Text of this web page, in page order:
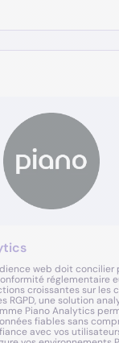
web doit concilier
réglementaire
croissantes sur les
RGPD, une solution
Piano Analytics
fiables sans
avec vos